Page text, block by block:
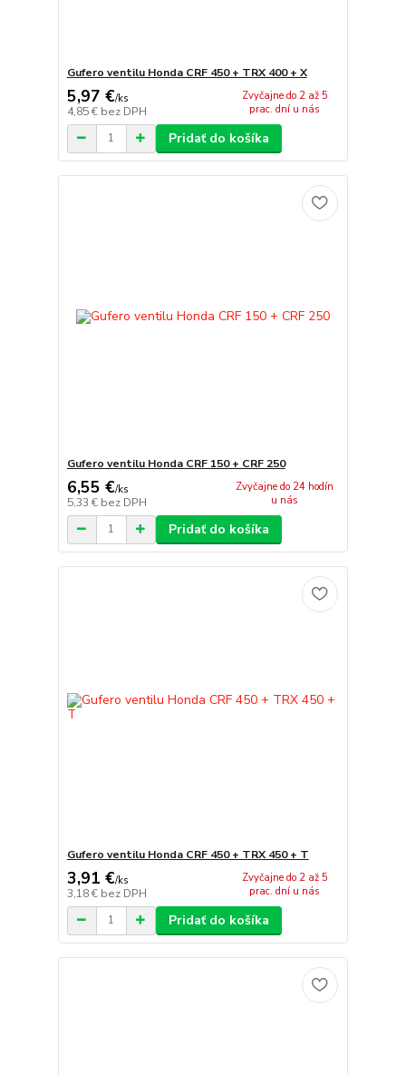
Gufero ventilu Honda CRF 450 + TRX 400 + X
5,97 €/ks
4,85 € bez DPH
Zvyčajne do 2 až 5
prac. dní u nás
Pridať do košíka
Gufero ventilu Honda CRF 150 + CRF 250
6,55 €/ks
5,33 € bez DPH
Zvyčajne do 24 hodín
u nás
Pridať do košíka
Gufero ventilu Honda CRF 450 + TRX 450 + T
3,91 €/ks
3,18 € bez DPH
Zvyčajne do 2 až 5
prac. dní u nás
Pridať do košíka